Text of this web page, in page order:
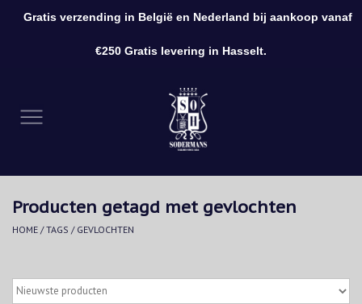
Kleding
Accessoires
Producten getagd met gevlochten
HOME /TAGS / GEVLOCHTEN
Gratis verzending in België en Nederland bij aankoop vanaf
€250 Gratis levering in Hasselt.